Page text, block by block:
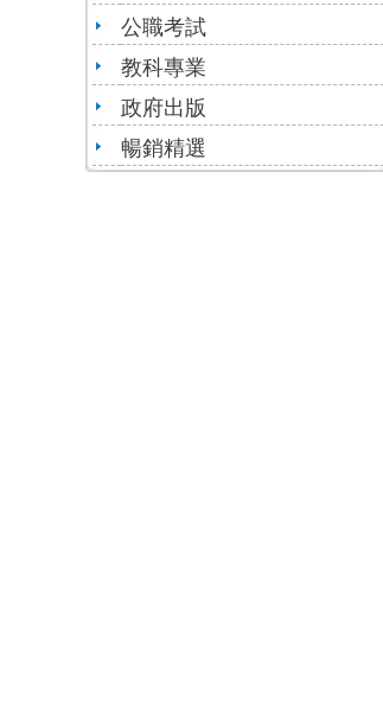
公職考試
教科專業
政府出版
暢銷精選